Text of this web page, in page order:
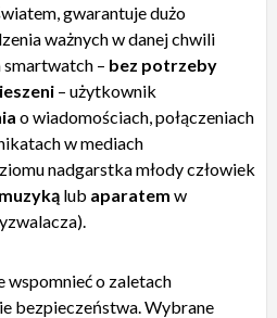
gwarantuje dużo
ważnych w danej chwili
smartwatch – bez potrzeby
– użytkownik
o wiadomościach, połączeniach
w mediach
nadgarstka młody człowiek
lub aparatem w
o zaletach
bezpieczeństwa. Wybrane